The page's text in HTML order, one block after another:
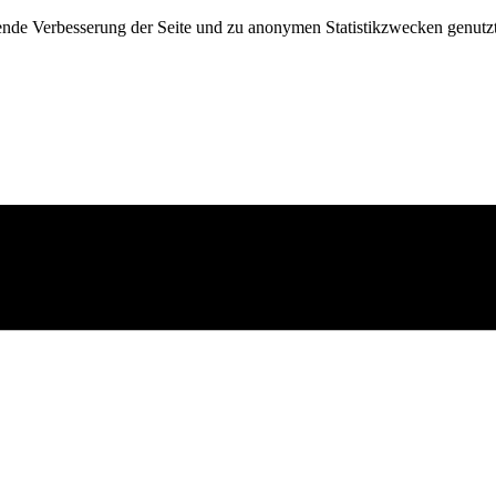
Verbesserung der Seite und zu anonymen Statistikzwecken